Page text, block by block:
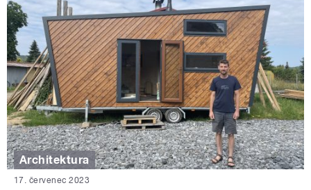
Architektura
17. červenec 2023